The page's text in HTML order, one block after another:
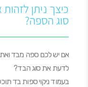
כיצך ניתן
סוג הספה?
אם יש לכם ספה מבד ואת
לדעת את סוג הבד?
בעמוד ניקוי ספות בד